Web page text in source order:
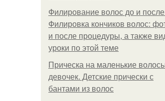
Филирование волос до и
Филировка кончиков волос:
и после процедуры, а также
уроки по этой теме
Прическа на маленькие
девочек. Детские прически с
бантами из волос